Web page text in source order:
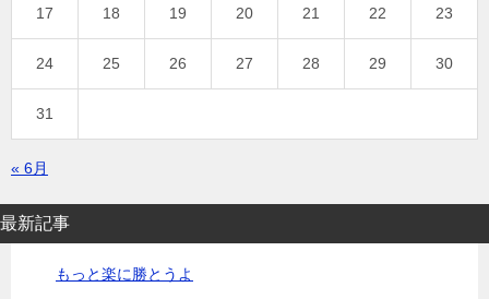
17 18 19 20 21 22 23
24 25 26 27 28 29 30
31
« 6月
最新記事
もっと楽に勝とうよ